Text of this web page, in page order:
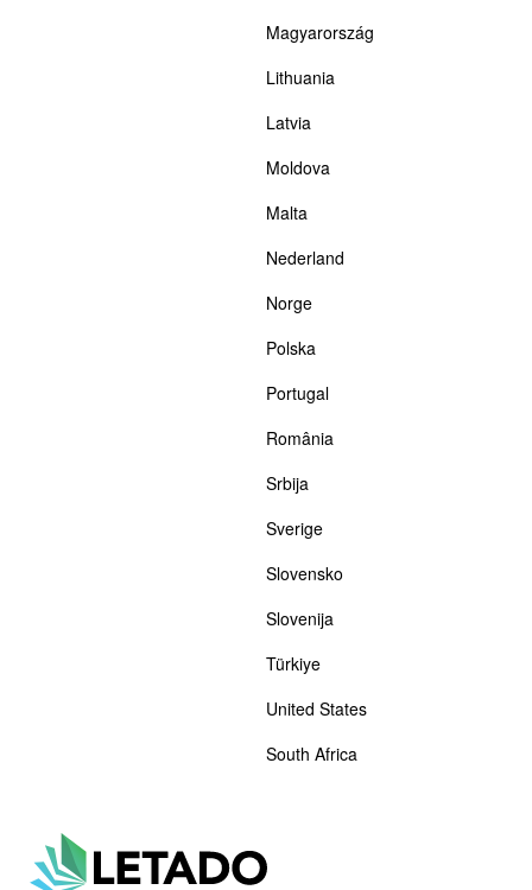
Magyarország
Lithuania
Latvia
Moldova
Malta
Nederland
Norge
Polska
Portugal
România
Srbija
Sverige
Slovensko
Slovenija
Türkiye
United States
South Africa